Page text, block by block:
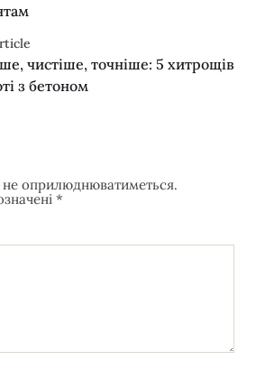
чистіше, точніше: 5 хитрощів
з бетоном
оприлюднюватиметься.
*